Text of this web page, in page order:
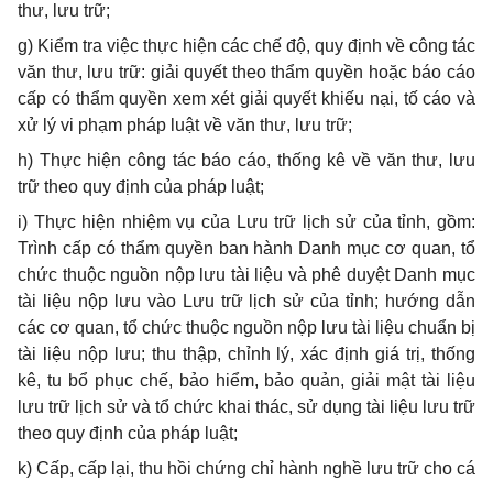
thư, lưu trữ;
g) Kiểm tra việc thực hiện các chế độ, quy định về công tác
văn thư, lưu trữ: giải quyết theo thẩm quyền hoặc báo cáo
cấp có thẩm quyền xem xét giải quyết khiếu nại, tố cáo và
xử lý vi phạm pháp luật về văn thư, lưu trữ;
h) Thực hiện công tác báo cáo, thống kê về văn thư, lưu
trữ theo quy định của pháp luật;
i) Thực hiện nhiệm vụ của Lưu trữ lịch sử của tỉnh, gồm:
Trình cấp có thẩm quyền ban hành Danh mục cơ quan, tổ
chức thuộc nguồn nộp lưu tài liệu và phê duyệt Danh mục
tài liệu nộp lưu vào Lưu trữ lịch sử của tỉnh; hướng dẫn
các cơ quan, tổ chức thuộc nguồn nộp lưu tài liệu chuẩn bị
tài liệu nộp lưu; thu thập, chỉnh lý, xác định giá trị, thống
kê, tu bổ phục chế, bảo hiểm, bảo quản, giải mật tài liệu
lưu trữ lịch sử và tổ chức khai thác, sử dụng tài liệu lưu trữ
theo quy định của pháp luật;
k) Cấp, cấp lại, thu hồi chứng chỉ hành nghề lưu trữ cho cá